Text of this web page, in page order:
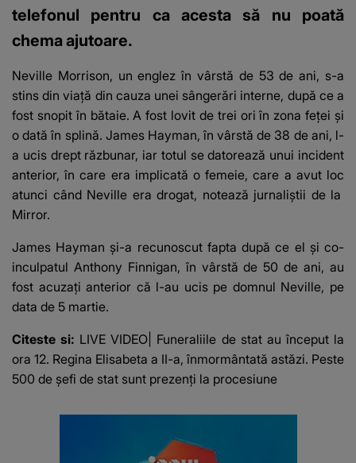
telefonul pentru ca acesta să nu poată
chema ajutoare.
Neville Morrison, un englez în vârstă de 53 de ani, s-a
stins din viață din cauza unei sângerări interne, după ce a
fost snopit în bătaie. A fost lovit de trei ori în zona feței și
o dată în splină. James Hayman, în vârstă de 38 de ani, l-
a ucis drept răzbunar, iar totul se datorează unui incident
anterior, în care era implicată o femeie, care a avut loc
atunci când Neville era drogat, notează jurnaliștii de la
Mirror.
James Hayman și-a recunoscut fapta după ce el și co-
inculpatul Anthony Finnigan, în vârstă de 50 de ani, au
fost acuzați anterior că l-au ucis pe domnul Neville, pe
data de 5 martie.
Citeste si: LIVE VIDEO| Funeraliile de stat au început la
ora 12. Regina Elisabeta a II-a, înmormântată astăzi. Peste
500 de șefi de stat sunt prezenți la procesiune